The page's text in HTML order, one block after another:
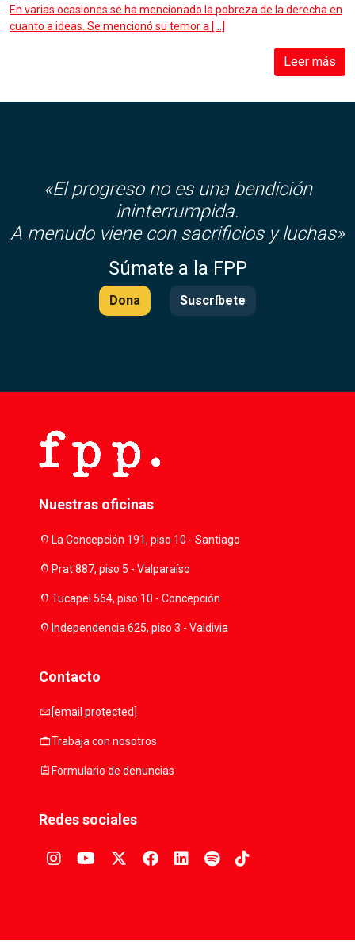
En varias ocasiones se ha mencionado la pobreza de la derecha en
cuanto a ideas. Se mencionó su temor a […]
Leer más
«El progreso no es una bendición
ininterrumpida.
A menudo viene con sacrificios y luchas»
Súmate a la FPP
Dona Suscríbete
Nuestras oficinas
location_onLa Concepción 191, piso 10 - Santiago
location_onPrat 887, piso 5 - Valparaíso
location_onTucapel 564, piso 10 - Concepción
location_onIndependencia 625, piso 3 - Valdivia
Contacto
mail [email protected]
workTrabaja con nosotros
assignmentFormulario de denuncias
Redes sociales